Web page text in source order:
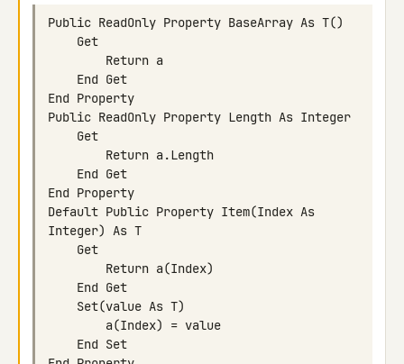
Default Public Property Item(Index As